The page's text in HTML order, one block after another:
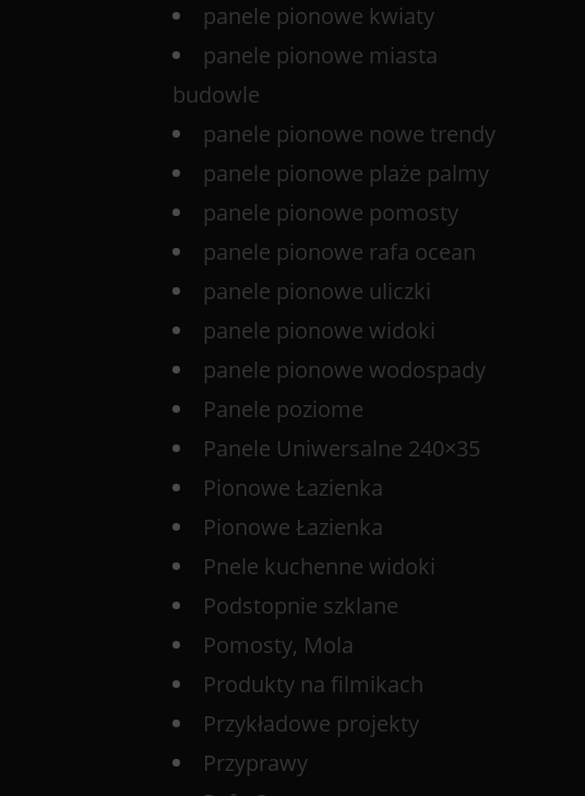
panele pionowe kwiaty
panele pionowe miasta
budowle
panele pionowe nowe trendy
panele pionowe plaże palmy
panele pionowe pomosty
panele pionowe rafa ocean
panele pionowe uliczki
panele pionowe widoki
panele pionowe wodospady
Panele poziome
Panele Uniwersalne 240×35
Pionowe Łazienka
Pionowe Łazienka
Pnele kuchenne widoki
Podstopnie szklane
Pomosty, Mola
Produkty na filmikach
Przykładowe projekty
Przyprawy